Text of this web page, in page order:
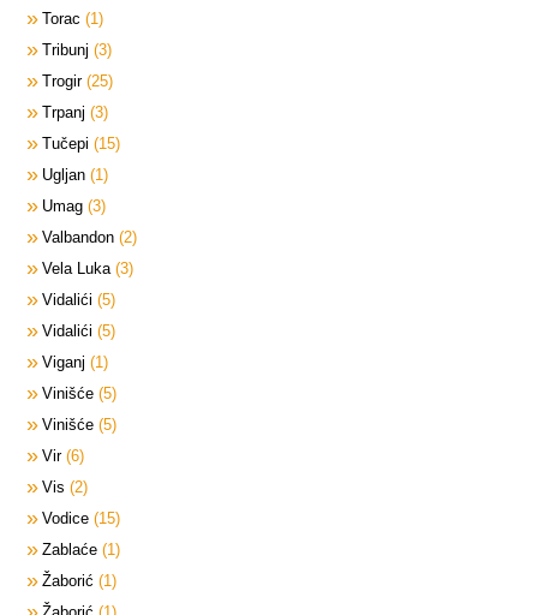
Torac
1
Tribunj 3
Trogir 25
Trpanj 3
Tučepi
15
Ugljan 1
Umag 3
Valbandon 2
Vela Luka 3
Vidalići 5
Vidalići 5
Viganj
1
Vinišće 5
Vinišće 5
Vir 6
Vis 2
Vodice 15
Zablaće 1
Žaborić
1